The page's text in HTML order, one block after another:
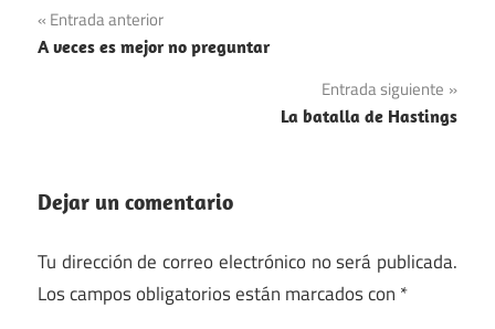
Navegación
de
Entrada anterior
A veces es mejor no preguntar
Entrada siguiente
La batalla de Hastings
Dejar un comentario
Tu dirección de correo electrónico no será publicada.
Los campos obligatorios están marcados con *